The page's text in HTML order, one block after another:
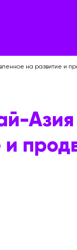
на развитие и
и